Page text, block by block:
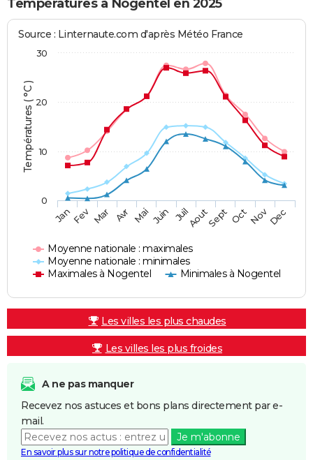
Températures à Nogentel en 2025
Températures ( °C )
Source : Linternaute.com d'après Météo France
Moyenne nationale : maximales
Moyenne nationale : minimales
Maximales à Nogentel
Minimales à Nogentel
JanFev Mar Avr Mai Juin JuilAoutSept OctNovDec
0
10
20
30
Les villes les plus chaudes
Les villes les plus froides
A ne pas manquer
Recevez nos astuces et bons plans directement par e-
mail.
Je m'abonne
En savoir plus sur notre politique de confidentialité